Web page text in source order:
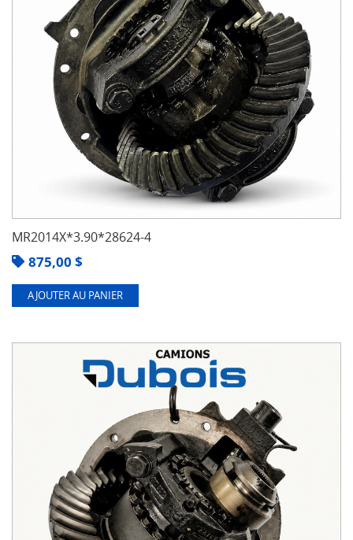
MR2014X*3.90*28624-4
875,00 $
AJOUTER AU PANIER